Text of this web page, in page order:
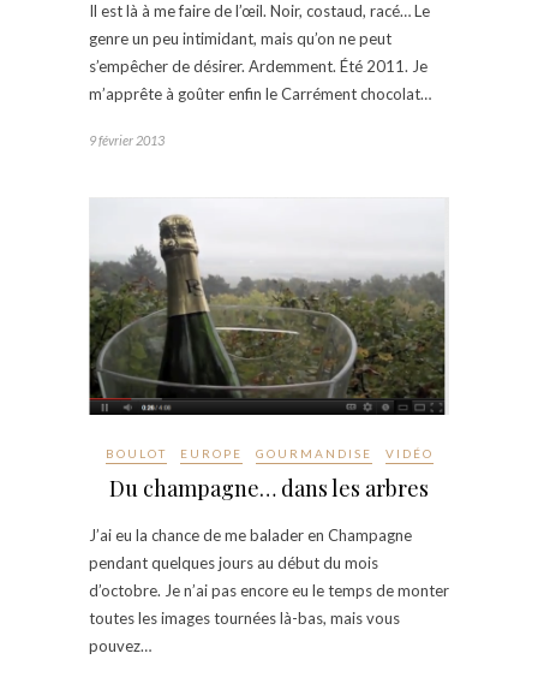
Il est là à me faire de l’œil. Noir, costaud, racé… Le
genre un peu intimidant, mais qu’on ne peut
s’empêcher de désirer. Ardemment. Été 2011. Je
m’apprête à goûter enfin le Carrément chocolat…
9 février 2013
BOULOT EUROPE GOURMANDISE VIDÉO
Du champagne… dans les arbres
J’ai eu la chance de me balader en Champagne
pendant quelques jours au début du mois
d’octobre. Je n’ai pas encore eu le temps de monter
toutes les images tournées là-bas, mais vous
pouvez…